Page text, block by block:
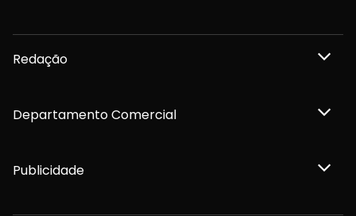
Redação
Departamento Comercial
Publicidade